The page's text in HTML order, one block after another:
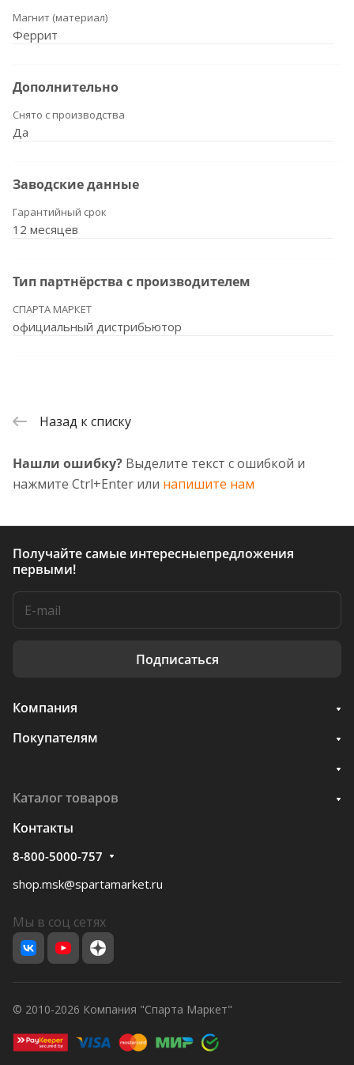
Магнит (материал)
Феррит
Дополнительно
Снято с производства
Да
Заводские данные
Гарантийный срок
12 месяцев
Тип партнёрства с производителем
СПАРТА МАРКЕТ
официальный дистрибьютор
Назад к списку
Нашли ошибку? Выделите текст с ошибкой и
нажмите Ctrl+Enter или напишите нам
Получайте самые интересныепредложения
первыми!
Подписаться
Компания
Покупателям
Каталог товаров
Контакты
8-800-5000-757
shop.msk@spartamarket.ru
Мы в соц сетях
© 2010-2026 Компания "Спарта Маркет"